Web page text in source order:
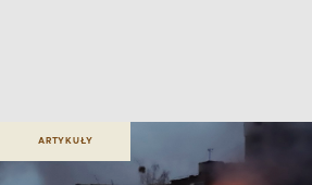
ARTYKUŁY